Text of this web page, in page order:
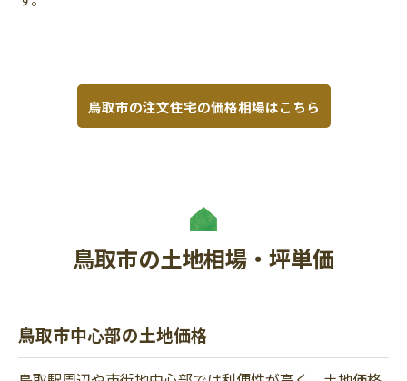
鳥取市の注文住宅の価格相場はこちら
鳥取市の土地相場・坪単価
鳥取市中心部の土地価格